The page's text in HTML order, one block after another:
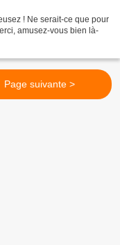
! Ne serait-ce que pour
amusez-vous bien là-
Page suivante >